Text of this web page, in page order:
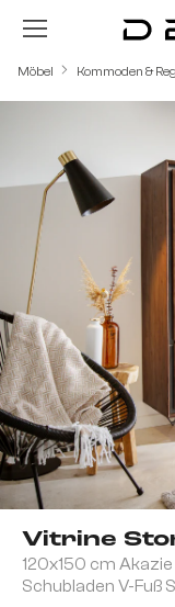
Zum Hauptinhalt
Möbel Kommoden &
Vitrine
120x150 cm
Schubladen V-Fuß